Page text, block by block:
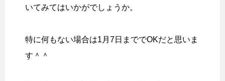
いてみてはいかがでしょうか。
特に何もない場合は1月7日まででOKだと思いま
す＾＾